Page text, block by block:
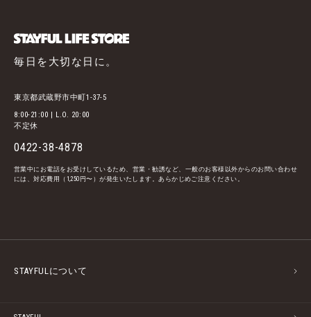
毎日を大切な日に。
東京都武蔵野市中町1-37-5
8:00-21:00 | L.O. 20:00
不定休
0422-38-4878
営業中にお電話をお受けしているため、営業・勧誘など、一般のお客様以外からのお問い合わせ
には、対応費用（1,250円〜）が発生いたします。あらかじめご注意ください。
STAYFULについて